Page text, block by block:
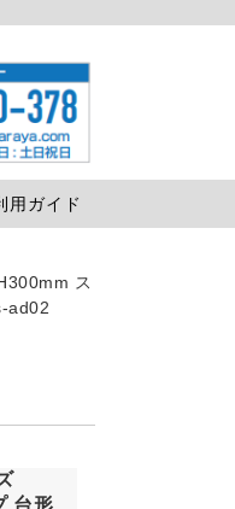
用ガイド
ス
ad02
台形